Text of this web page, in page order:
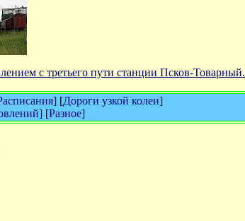
с третьего пути станции Псков-Товарный.
] [Дороги узкой колеи]
] [Разное]